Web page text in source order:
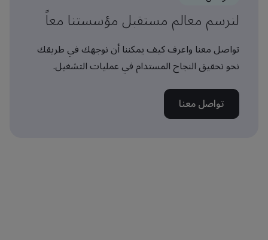
لنرسم معالم مستقبل مؤسستنا معاً
تواصل معنا واعرف كيف يمكننا أن نوجهك في طريقك
نحو تحقيق النجاح المستدام في عمليات التشغيل.
تواصل معنا